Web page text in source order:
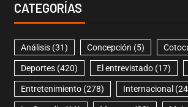
CATEGORÍAS
Análisis(31) Concepción (5)
Deportes(420) El entrevistado(17)
Entretenimiento(278) Internacional